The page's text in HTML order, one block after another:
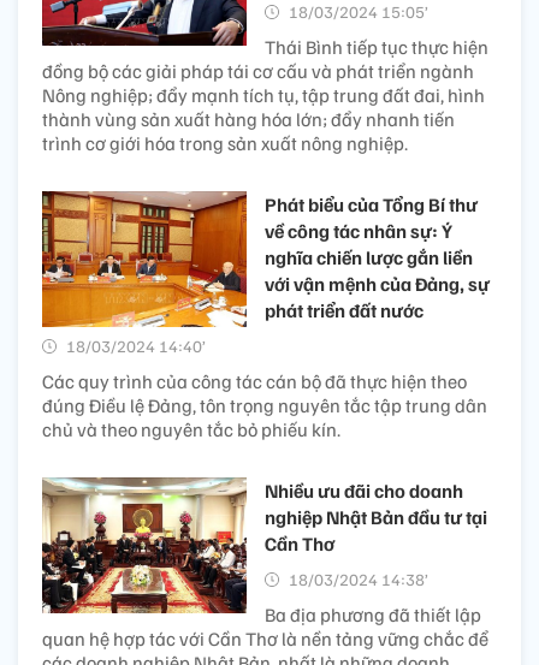
18/03/2024 15:05’
Thái Bình tiếp tục thực hiện
đồng bộ các giải pháp tái cơ cấu và phát triển ngành
Nông nghiệp; đẩy mạnh tích tụ, tập trung đất đai, hình
thành vùng sản xuất hàng hóa lớn; đẩy nhanh tiến
trình cơ giới hóa trong sản xuất nông nghiệp.
Phát biểu của Tổng Bí thư
về công tác nhân sự: Ý
nghĩa chiến lược gắn liền
với vận mệnh của Đảng, sự
phát triển đất nước
18/03/2024 14:40’
Các quy trình của công tác cán bộ đã thực hiện theo
đúng Điều lệ Đảng, tôn trọng nguyên tắc tập trung dân
chủ và theo nguyên tắc bỏ phiếu kín.
Nhiều ưu đãi cho doanh
nghiệp Nhật Bản đầu tư tại
Cần Thơ
18/03/2024 14:38’
Ba địa phương đã thiết lập
quan hệ hợp tác với Cần Thơ là nền tảng vững chắc để